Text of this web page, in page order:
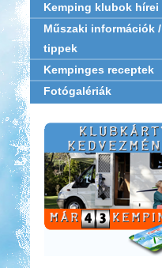
Kemping klubok hírei
Műszaki információk /
tippek
Kempinges receptek
Fotógalériák